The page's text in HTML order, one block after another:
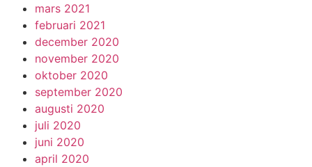
mars 2021
februari 2021
december 2020
november 2020
oktober 2020
september 2020
augusti 2020
juli 2020
juni 2020
april 2020